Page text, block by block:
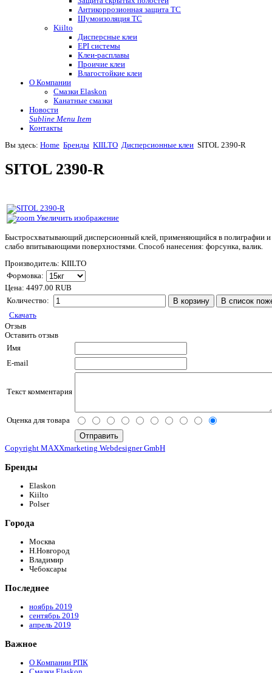
Антикоррозионная защита ТС
Шумоизоляция ТС
Kiilto
Дисперсные клеи
EPI системы
Клеи-расплавы
Проичие клеи
Влагостойкие клеи
О Компании
Смазки Elaskon
Канатные смазки
Новости
Subline Menu Item
Контакты
Вы здесь: Home Бренды KIILTO Дисперсионные клеи SITOL 2390-R
SITOL 2390-R
Увеличить изображение
Быстросхватывающий дисперсионный клей, применяющийся в полиграфии
слабо впитывающими поверхностями. Способ нанесения: форсунка, валик.
Производитель: KIILTO
Формовка:
Цена: 4497.00 RUB
Количество:
Скачать
Отзыв
Оставить отзыв
Имя
E-mail
Текст комментария
Оценка для товара
Copyright MAXXmarketing Webdesigner GmbH
Бренды
Elaskon
Kiilto
Polser
Города
Москва
Н.Новгород
Владимир
Чебоксары
Последнее
ноябрь 2019
сентябрь 2019
апрель 2019
Важное
О Компании РПК